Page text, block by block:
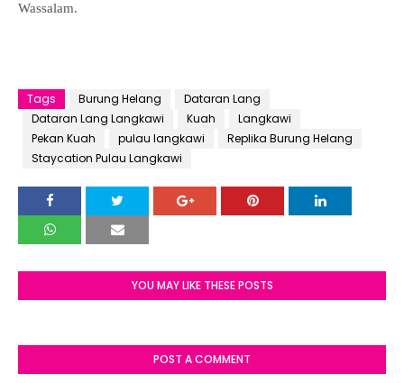
Wassalam.
Tags Burung Helang
Dataran Lang
Dataran Lang Langkawi
Kuah
Langkawi
Pekan Kuah
pulau langkawi
Replika Burung Helang
Staycation Pulau Langkawi
YOU MAY LIKE THESE POSTS
POST A COMMENT